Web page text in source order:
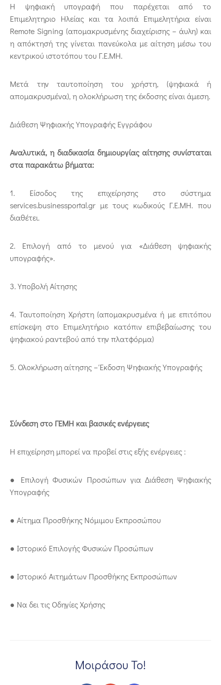
Η ψηφιακή υπογραφή που παρέχεται από το
Επιμελητηριο Ηλείας και τα λοιπά Επιμελητήρια είναι
Remote Signing (απομακρυσμένης διαχείρισης – άυλη) και
η απόκτησή της γίνεται πανεύκολα με αίτηση μέσω του
κεντρικού ιστοτόπου του Γ.Ε.ΜΗ.
Μετά την ταυτοποίηση του χρήστη, (ψηφιακά ή
απομακρυσμένα), η ολοκλήρωση της έκδοσης είναι άμεση.
Διάθεση Ψηφιακής Υπογραφής Εγγράφου
Αναλυτικά, η διαδικασία δημιουργίας αίτησης συνίσταται
στα παρακάτω βήματα:
1. Είσοδος της επιχείρησης στο σύστημα
services.businessportal.gr με τους κωδικούς Γ.Ε.ΜΗ. που
διαθέτει.
2. Επιλογή από το μενού για «Διάθεση ψηφιακής
υπογραφής».
3. Υποβολή Αίτησης
4. Ταυτοποίηση Χρήστη (απομακρυσμένα ή με επιτόπου
επίσκεψη στο Επιμελητήριο κατόπιν επιβεβαίωσης του
ψηφιακού ραντεβού από την πλατφόρμα)
5. Ολοκλήρωση αίτησης – Έκδοση Ψηφιακής Υπογραφής
Σύνδεση στο ΓΕΜΗ και βασικές ενέργειες
Η επιχείρηση μπορεί να προβεί στις εξής ενέργειες :
● Επιλογή Φυσικών Προσώπων για Διάθεση Ψηφιακής
Υπογραφής
● Αίτημα Προσθήκης Νόμιμου Εκπροσώπου
● Ιστορικό Επιλογής Φυσικών Προσώπων
● Ιστορικό Αιτημάτων Προσθήκης Εκπροσώπων
● Να δει τις Οδηγίες Χρήσης
Μοιράσου Το!